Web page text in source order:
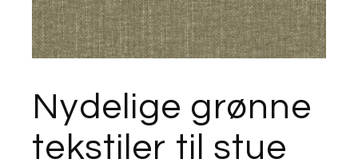
Nydelige grønne
tekstiler til stue